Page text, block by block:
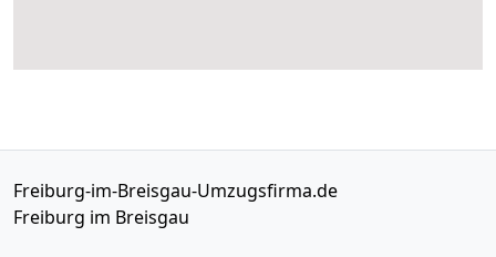
Freiburg-im-Breisgau-Umzugsfirma.de
Freiburg im Breisgau